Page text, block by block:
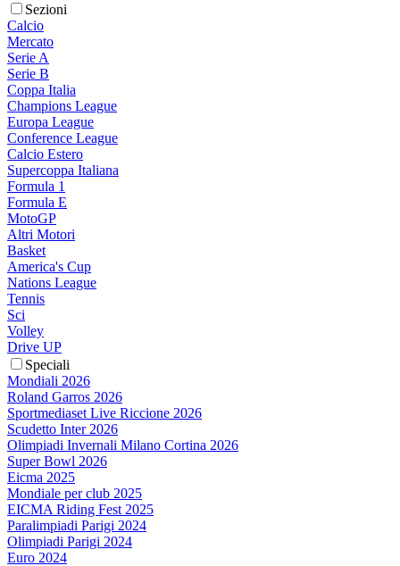
Sezioni
Calcio
Mercato
Serie A
Serie B
Coppa Italia
Champions League
Europa League
Conference League
Calcio Estero
Supercoppa Italiana
Formula 1
Formula E
MotoGP
Altri Motori
Basket
America's Cup
Nations League
Tennis
Sci
Volley
Drive UP
Speciali
Mondiali 2026
Roland Garros 2026
Sportmediaset Live Riccione 2026
Scudetto Inter 2026
Olimpiadi Invernali Milano Cortina 2026
Super Bowl 2026
Eicma 2025
Mondiale per club 2025
EICMA Riding Fest 2025
Paralimpiadi Parigi 2024
Olimpiadi Parigi 2024
Euro 2024